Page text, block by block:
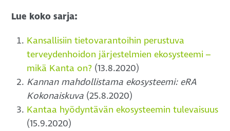
Lue koko sarja:
Kansallisiin tietovarantoihin perustuva
terveydenhoidon järjestelmien ekosysteemi –
mikä Kanta on? (13.8.2020)
Kannan mahdollistama ekosysteemi: eRA
Kokonaiskuva (25.8.2020)
Kantaa hyödyntävän ekosysteemin tulevaisuus
(15.9.2020)